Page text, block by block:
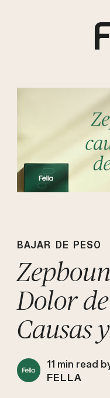
BAJAR DE PESO
Dolor
Causas
11 min read
FELLA